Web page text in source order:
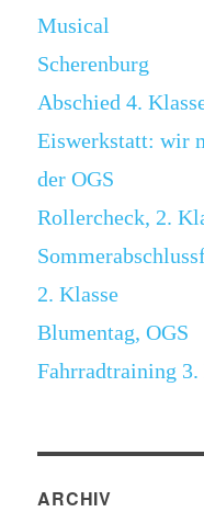
Musical
Scherenburg
Abschied 4.
Eiswerkstatt: wir
der OGS
Rollercheck, 2.
2. Klasse
Blumentag, OGS
Fahrradtraining 3.
ARCHIV